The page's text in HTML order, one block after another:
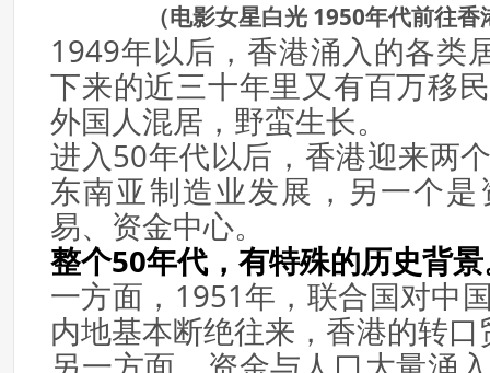
（电影女星白光 1950年代前往
1949年以后，香港涌入的各类
下来的近三十年里又有百万移
外国人混居，野蛮生长。
进入50年代以后，香港迎来两
东南亚制造业发展，另一个
易、资金中心。
整个50年代，有特殊的历史背
一方面，1951年，联合国对中
内地基本断绝往来，香港的转